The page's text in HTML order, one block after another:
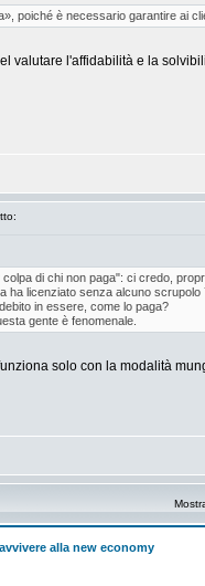
poiché è necessario garantire ai
valutare l'affidabilità e la
di chi non paga": ci credo,
ha licenziato senza alcuno
in essere, come lo paga?
gente è fenomenale.
solo con la modalità
alla new economy